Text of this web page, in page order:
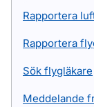
Rapportera
Rapportera
Sök flygläkare
Meddelande